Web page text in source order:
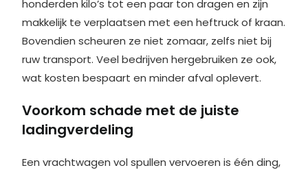
honderden kilo’s tot een paar ton dragen en zijn
makkelijk te verplaatsen met een heftruck of kraan.
Bovendien scheuren ze niet zomaar, zelfs niet bij
ruw transport. Veel bedrijven hergebruiken ze ook,
wat kosten bespaart en minder afval oplevert.
Voorkom schade met de juiste
ladingverdeling
Een vrachtwagen vol spullen vervoeren is één ding,